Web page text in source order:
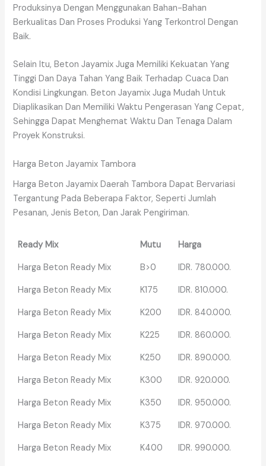
Produksinya Dengan Menggunakan Bahan-Bahan
Berkualitas Dan Proses Produksi Yang Terkontrol Dengan
Baik.
Selain Itu, Beton Jayamix Juga Memiliki Kekuatan Yang
Tinggi Dan Daya Tahan Yang Baik Terhadap Cuaca Dan
Kondisi Lingkungan. Beton Jayamix Juga Mudah Untuk
Diaplikasikan Dan Memiliki Waktu Pengerasan Yang Cepat,
Sehingga Dapat Menghemat Waktu Dan Tenaga Dalam
Proyek Konstruksi.
Harga Beton Jayamix Tambora
Harga Beton Jayamix Daerah Tambora Dapat Bervariasi
Tergantung Pada Beberapa Faktor, Seperti Jumlah
Pesanan, Jenis Beton, Dan Jarak Pengiriman.
Ready Mix Mutu
Harga
Harga Beton Ready Mix
B>0
IDR. 780.000.
Harga Beton Ready Mix
K175
IDR. 810.000.
Harga Beton Ready Mix
K200
IDR. 840.000.
Harga Beton Ready Mix
K225
IDR. 860.000.
Harga Beton Ready Mix
K250
IDR. 890.000.
Harga Beton Ready Mix
K300
IDR. 920.000.
Harga Beton Ready Mix
K350
IDR. 950.000.
Harga Beton Ready Mix
K375
IDR. 970.000.
Harga Beton Ready Mix
K400
IDR. 990.000.